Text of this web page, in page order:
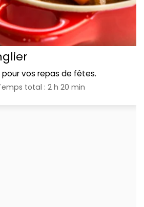
vos repas de fêtes.
total : 2 h 20 min